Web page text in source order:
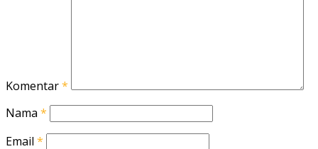
Komentar*
Nama *
Email *